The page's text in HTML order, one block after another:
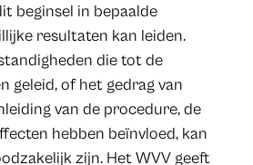
beginsel in bepaalde
resultaten kan leiden.
die tot de
geleid, of het gedrag van
van de procedure, de
hebben beïnvloed, kan
zijn. Het WVV geeft